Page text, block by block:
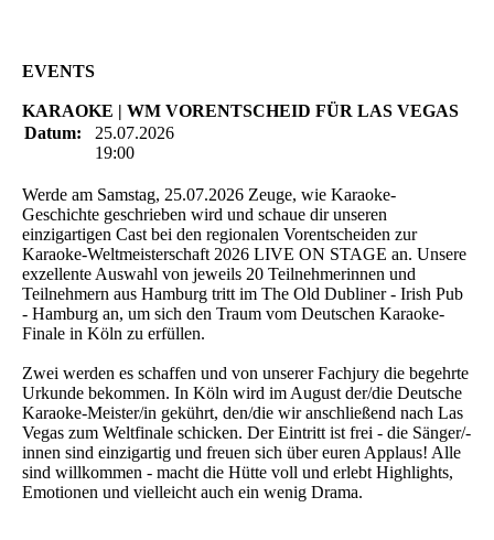
EVENTS
KARAOKE | WM VORENTSCHEID FÜR LAS VEGAS
Datum:
25.07.2026
19:00
Werde am Samstag, 25.07.2026 Zeuge, wie Karaoke-
Geschichte geschrieben wird und schaue dir unseren
einzigartigen Cast bei den regionalen Vorentscheiden zur
Karaoke-Weltmeisterschaft 2026 LIVE ON STAGE an. Unsere
exzellente Auswahl von jeweils 20 Teilnehmerinnen und
Teilnehmern aus Hamburg tritt im The Old Dubliner - Irish Pub
- Hamburg an, um sich den Traum vom Deutschen Karaoke-
Finale in Köln zu erfüllen.
Zwei werden es schaffen und von unserer Fachjury die begehrte
Urkunde bekommen. In Köln wird im August der/die Deutsche
Karaoke-Meister/in gekührt, den/die wir anschließend nach Las
Vegas zum Weltfinale schicken. Der Eintritt ist frei - die Sänger/-
innen sind einzigartig und freuen sich über euren Applaus! Alle
sind willkommen - macht die Hütte voll und erlebt Highlights,
Emotionen und vielleicht auch ein wenig Drama.